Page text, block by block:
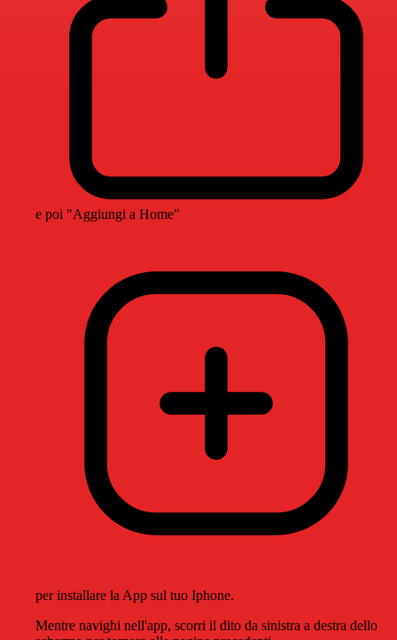
e poi "Aggiungi a Home"
per installare la App sul tuo Iphone.
Mentre navighi nell'app, scorri il dito da sinistra a destra dello